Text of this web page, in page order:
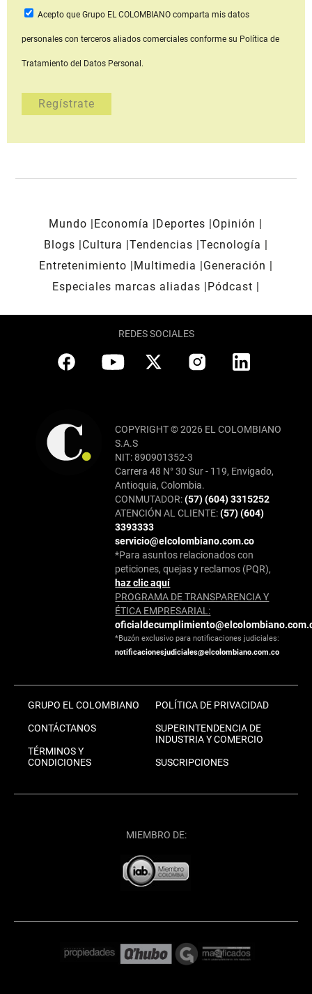
Acepto que Grupo EL COLOMBIANOcomparta mis datos
personales con terceros aliados comerciales conforme su Política de
Tratamiento del Datos Personal.
Mundo Economía Deportes
Opinión
Blogs
Cultura Tendencias Tecnología
Entretenimiento
Multimedia
Generación
Especiales marcas aliadas
Pódcast
REDES SOCIALES
COPYRIGHT © 2026 EL COLOMBIANO
S.A.S
NIT: 890901352-3
Carrera 48 N° 30 Sur - 119, Envigado,
Antioquia, Colombia.
CONMUTADOR:(57) (604) 3315252
ATENCIÓN AL CLIENTE:(57) (604)
3393333
servicio@elcolombiano.com.co
*Para asuntos relacionados con
peticiones, quejas y reclamos (PQR),
haz clic aquí
PROGRAMA DE TRANSPARENCIA Y
ÉTICA EMPRESARIAL:
*Buzón exclusivo para notificaciones judiciales:
notificacionesjudiciales@elcolombiano.com.co
GRUPO EL COLOMBIANO
CONTÁCTANOS
TÉRMINOS Y
CONDICIONES
POLÍTICA DE PRIVACIDAD
SUPERINTENDENCIA DE
INDUSTRIA Y COMERCIO
SUSCRIPCIONES
MIEMBRO DE: